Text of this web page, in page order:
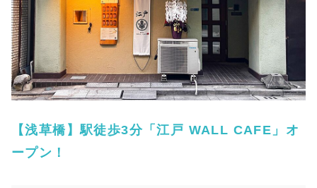
【浅草橋】駅徒歩3分「江戸 WALL CAFE」オ
ープン！